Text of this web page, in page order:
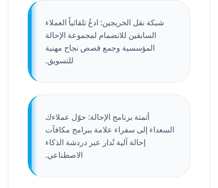
شبكة نقل الخريجين: ادعُ تلقائياً العملاء
السابقين للانضمام لمجموعة الإحالة
المؤسسية وجمع قصص نجاح مهنية
للتسويق.
أتمتة برنامج الإحالة: حوّل عملاءك
السعداء إلى سفراء علامة ببرامج مكافآت
إحالة آلية تُدار عبر دردشة الذكاء
الاصطناعي.